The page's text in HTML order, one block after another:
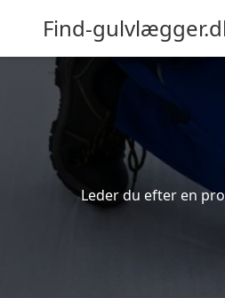
Find-
Leder du efter en